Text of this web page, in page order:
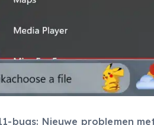
bugs: Nieuwe problemen